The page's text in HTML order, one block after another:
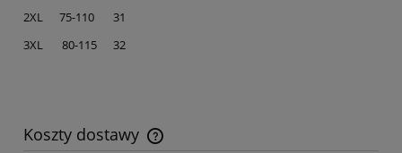
2XL 75-110 31
3XL 80-115 32
Koszty dostawy
Cena nie zawiera ewentualnych kosztów płatności